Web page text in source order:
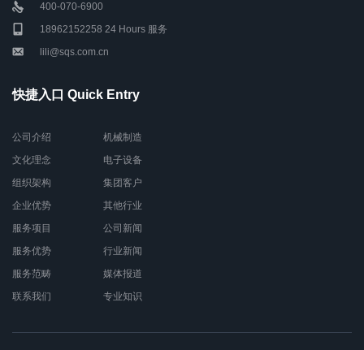
400-070-6900
18962152258 24 Hours 服务
lili@sqs.com.cn
快捷入口 Quick Entry
公司介绍
文化理念
组织架构
企业优势
服务项目
服务优势
服务范畴
联系我们
机械制造
电子设备
集团客户
其他行业
公司新闻
行业新闻
媒体报道
专业知识